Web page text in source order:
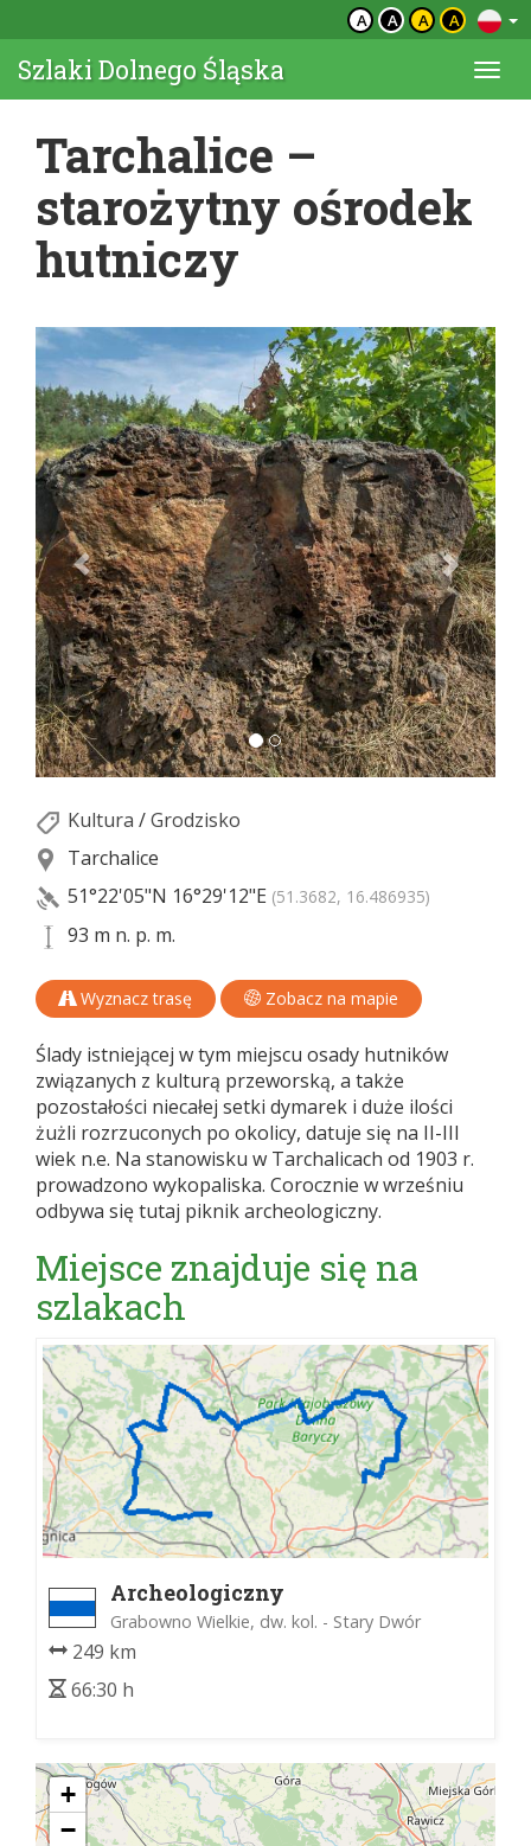
A A A A
Szlaki Dolnego Śląska
Tarchalice –
starożytny ośrodek
hutniczy
Kultura /Grodzisko
Tarchalice
51°22'05"N 16°29'12"E (51.3682, 16.486935)
93 m n. p. m.
Wyznacz trasę Zobacz na mapie
Ślady istniejącej w tym miejscu osady hutników
związanych z kulturą przeworską, a także
pozostałości niecałej setki dymarek i duże ilości
żużli rozrzuconych po okolicy, datuje się na II-III
wiek n.e. Na stanowisku w Tarchalicach od 1903 r.
prowadzono wykopaliska. Corocznie w wrześniu
odbywa się tutaj piknik archeologiczny.
Miejsce znajduje się na
szlakach
Archeologiczny
Grabowno Wielkie, dw. kol. - Stary Dwór
249 km
66:30 h
+
−